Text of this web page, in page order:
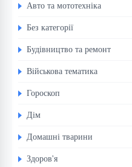
Авто та мототехніка
Без категорії
Будівництво та ремонт
Військова тематика
Гороскоп
Дім
Домашні тварини
Здоров'я